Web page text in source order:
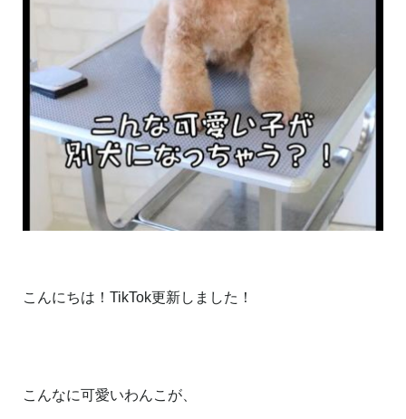
こんにちは！TikTok更新しました！
こんなに可愛いわんこが、